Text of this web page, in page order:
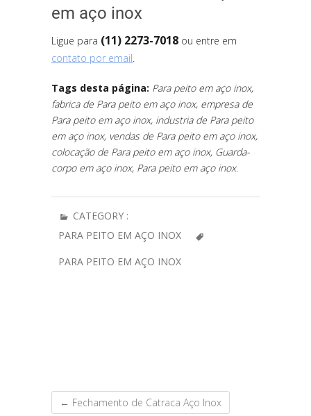
em aço inox
Ligue para (11) 2273-7018 ou entre em
contato por email
Tags desta página: Para peito em aço inox,
fabrica de Para peito em aço inox, empresa de
Para peito em aço inox, industria de Para peito
em aço inox, vendas de Para peito em aço inox,
colocação de Para peito em aço inox, Guarda-
corpo em aço inox, Para peito em aço inox.
CATEGORY :
PARA PEITO EM AÇO INOX
PARA PEITO EM AÇO INOX
← Fechamento de Catraca Aço Inox